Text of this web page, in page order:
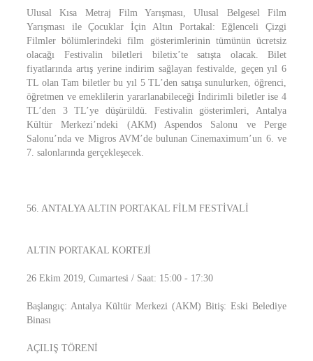
Ulusal Kısa Metraj Film Yarışması, Ulusal Belgesel Film
Yarışması ile Çocuklar İçin Altın Portakal: Eğlenceli Çizgi
Filmler bölümlerindeki film gösterimlerinin tümünün ücretsiz
olacağı Festivalin biletleri biletix’te satışta olacak. Bilet
fiyatlarında artış yerine indirim sağlayan festivalde, geçen yıl 6
TL olan Tam biletler bu yıl 5 TL’den satışa sunulurken, öğrenci,
öğretmen ve emeklilerin yararlanabileceği İndirimli biletler ise 4
TL’den 3 TL’ye düşürüldü. Festivalin gösterimleri, Antalya
Kültür Merkezi’ndeki (AKM) Aspendos Salonu ve Perge
Salonu’nda ve Migros AVM’de bulunan Cinemaximum’un 6. ve
7. salonlarında gerçekleşecek.
56. ANTALYA ALTIN PORTAKAL FİLM FESTİVALİ
ALTIN PORTAKAL KORTEJİ
26 Ekim 2019, Cumartesi / Saat: 15:00 - 17:30
Başlangıç: Antalya Kültür Merkezi (AKM) Bitiş: Eski Belediye
Binası
AÇILIŞ TÖRENİ